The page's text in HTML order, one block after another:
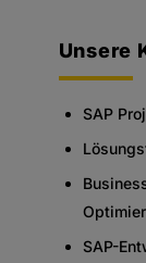
Unsere
SAP
SAP-